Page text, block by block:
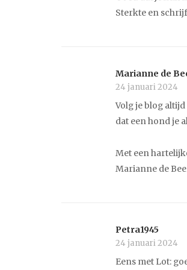
Sterkte en
Marianne de
24 januari 2024
Volg je blog
dat een hond je
Met een
Marianne de
Petra1945
24 januari 2024
Eens met Lot: